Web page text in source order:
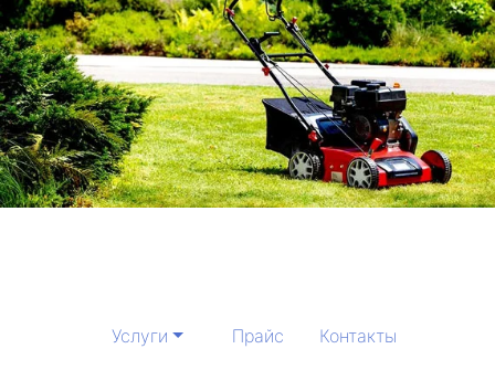
Услуги Прайс
Контакты